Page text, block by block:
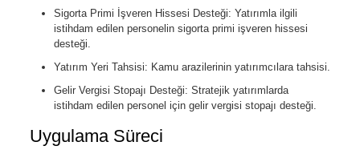
Sigorta Primi İşveren Hissesi Desteği: Yatırımla ilgili
istihdam edilen personelin sigorta primi işveren hissesi
desteği.
Yatırım Yeri Tahsisi: Kamu arazilerinin yatırımcılara tahsisi.
Gelir Vergisi Stopajı Desteği: Stratejik yatırımlarda
istihdam edilen personel için gelir vergisi stopajı desteği.
Uygulama Süreci